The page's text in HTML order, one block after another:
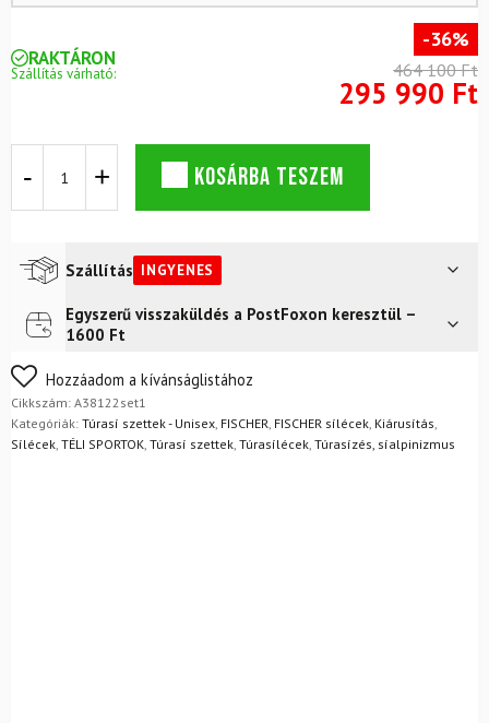
RAKTÁRON
Szállítás várható:
-36%
464 100 Ft
295 990 Ft
Dynafit
Radical
mennyiség
KOSÁRBA TESZEM
Szállítás INGYENES
Futár a címreIngyenes
Egyszerű visszaküldés a PostFoxon keresztül –
1600 Ft
Nem biztos a választásában? Semmi gond – a terméket
egyszerűen visszaküldheti 14 napon belül, indoklás nélkül.
Mik a visszaküldés feltételei?
Hozzáadom a kívánságlistához
Cikkszám: A38122set1
Kategóriák: Túrasí szettek - Unisex, FISCHER, FISCHER sílécek, Kiárusítás,
Sílécek, TÉLI SPORTOK, Túrasí szettek, Túrasílécek, Túrasízés, síalpinizmus